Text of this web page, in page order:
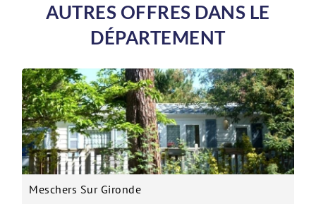
AUTRES OFFRES DANS LE
DÉPARTEMENT
Meschers Sur Gironde